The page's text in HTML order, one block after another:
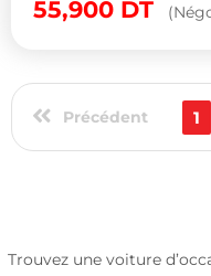
55,900 DT
Précédent 1
Trouvez une voiture